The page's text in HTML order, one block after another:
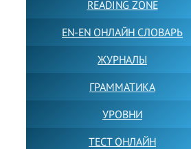
READING ZONE
EN-EN ОНЛАЙН СЛОВАРЬ
ЖУРНАЛЫ
ГРАММАТИКА
УРОВНИ
ТЕСТ ОНЛАЙН